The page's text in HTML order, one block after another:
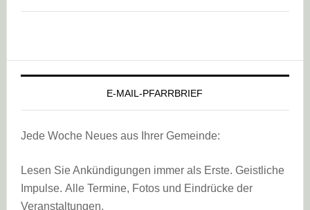
E-MAIL-PFARRBRIEF
Jede Woche Neues aus Ihrer Gemeinde:
Lesen Sie Ankündigungen immer als Erste. Geistliche
Impulse. Alle Termine, Fotos und Eindrücke der
Veranstaltungen.